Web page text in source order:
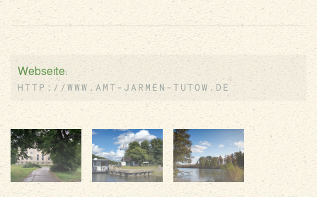
Webseite:
HTTP://WWW.AMT-JARMEN-TUTOW.DE